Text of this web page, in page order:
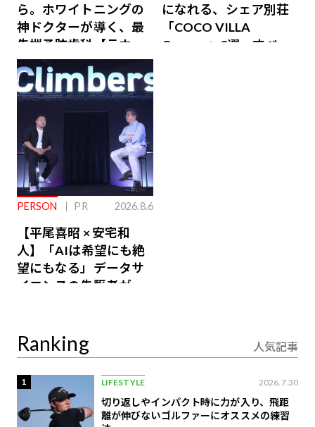
ら。ホワイトニングの
神ドクターが導く、最
先端予防歯科【ラウン
ジ会員特典あり】
になれる、シェア別荘
「COCO VILLA
Owners」3選。すべて
PERSON PR 2026.8.6
【平尾喜昭 × 安宅和
人】「AIは希望にも絶
望にもなる」データサ
イエンスの先駆者が語
Ranking 人気記事
1 LIFESTYLE 2026.7.30
切り返しやインパクト時に力が入り、飛距
離が伸びないゴルファーにオススメの練習